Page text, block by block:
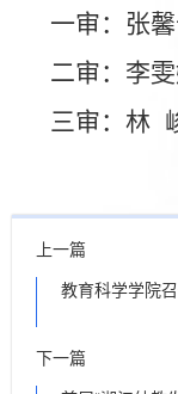
一审：张
二审：李
三审：林
上一篇
教育科学学院
下一篇